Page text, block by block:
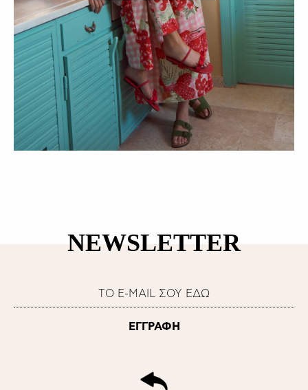
NEWSLETTER